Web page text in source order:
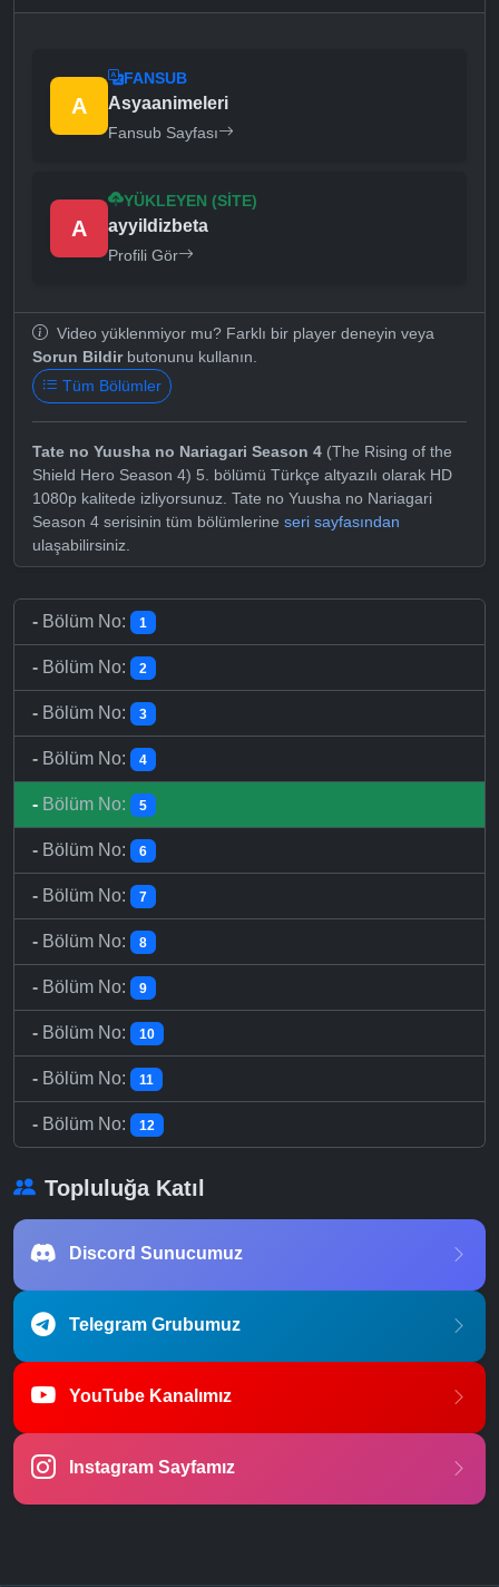
A
FANSUB
Asyaanimeleri
Fansub Sayfası
A
YÜKLEYEN (SITE)
ayyildizbeta
Profili Gör
Video yüklenmiyor mu? Farklı bir player deneyin veya
Sorun Bildirbutonunu kullanın.
Tüm Bölümler
Tate no Yuusha no Nariagari Season 4 (The Rising of the
Shield Hero Season 4) 5. bölümü Türkçe altyazılı olarak HD
1080p kalitede izliyorsunuz. Tate no Yuusha no Nariagari
Season 4 serisinin tüm bölümlerine seri sayfasından
ulaşabilirsiniz.
- Bölüm No: 1
- Bölüm No: 2
- Bölüm No: 3
- Bölüm No: 4
- Bölüm No: 5
- Bölüm No: 6
- Bölüm No: 7
- Bölüm No: 8
- Bölüm No: 9
- Bölüm No: 10
- Bölüm No: 11
- Bölüm No: 12
Topluluğa Katıl
Discord Sunucumuz
Telegram Grubumuz
YouTube Kanalımız
Instagram Sayfamız